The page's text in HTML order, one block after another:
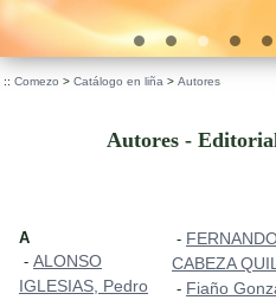
:: Comezo > Catálogo en liña > Autores
Autores -
A
- ALONSO
IGLESIAS, Pedro
-
CABEZA
- Fiaño